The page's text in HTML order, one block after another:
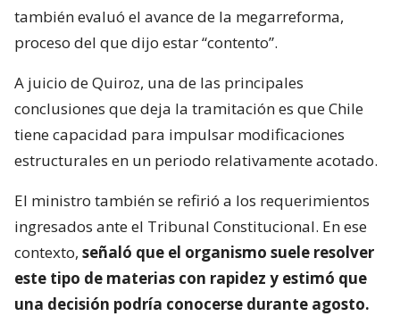
también evaluó el avance de la megarreforma,
proceso del que dijo estar “contento”.
A juicio de Quiroz, una de las principales
conclusiones que deja la tramitación es que Chile
tiene capacidad para impulsar modificaciones
estructurales en un periodo relativamente acotado.
El ministro también se refirió a los requerimientos
ingresados ante el Tribunal Constitucional. En ese
contexto, señaló que el organismo suele resolver
este tipo de materias con rapidez y estimó que
una decisión podría conocerse durante agosto.